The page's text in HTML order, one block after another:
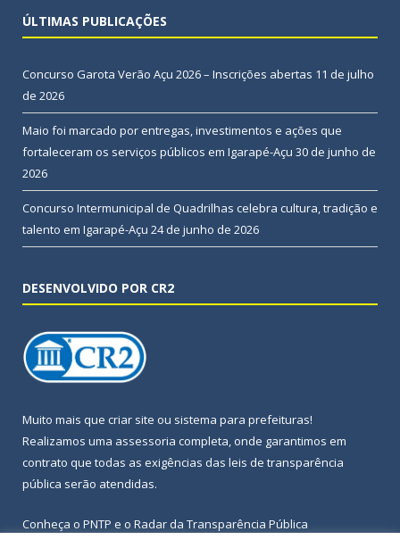
ÚLTIMAS PUBLICAÇÕES
Concurso Garota Verão Açu 2026 – Inscrições abertas 11 de julho
de 2026
Maio foi marcado por entregas, investimentos e ações que
fortaleceram os serviços públicos em Igarapé-Açu 30 de junho de
2026
Concurso Intermunicipal de Quadrilhas celebra cultura, tradição e
talento em Igarapé-Açu 24 de junho de 2026
DESENVOLVIDO POR CR2
Muito mais que criar site ou sistema para prefeituras!
Realizamos uma assessoria completa, onde garantimos em
contrato que todas as exigências das leis de transparência
pública serão atendidas.
Conheça o PNTP e o Radar da Transparência Pública